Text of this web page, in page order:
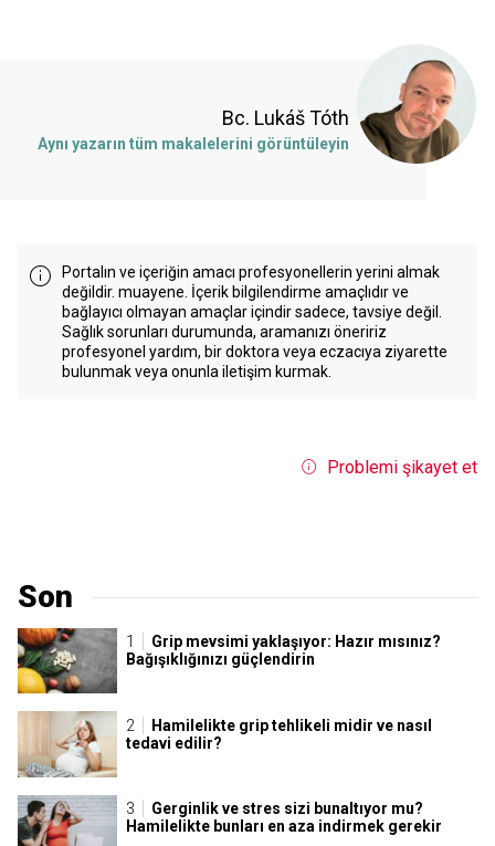
Bc. Lukáš Tóth
Aynı yazarın tüm makalelerini görüntüleyin
Portalın ve içeriğin amacı profesyonellerin yerini almak
değildir. muayene. İçerik bilgilendirme amaçlıdır ve
bağlayıcı olmayan amaçlar içindir sadece, tavsiye değil.
Sağlık sorunları durumunda, aramanızı öneririz
profesyonel yardım, bir doktora veya eczacıya ziyarette
bulunmak veya onunla iletişim kurmak.
Problemi şikayet et
Son
Grip mevsimi yaklaşıyor: Hazır mısınız?
Bağışıklığınızı güçlendirin
Hamilelikte grip tehlikeli midir ve nasıl
tedavi edilir?
Gerginlik ve stres sizi bunaltıyor mu?
Hamilelikte bunları en aza indirmek gerekir